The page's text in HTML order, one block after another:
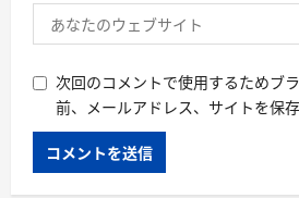
次回のコメントで使用するためブ
前、メールアドレス、サイトを保存